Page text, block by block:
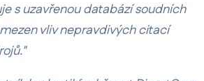
s uzavřenou databází soudních
vliv nepravdivých citací